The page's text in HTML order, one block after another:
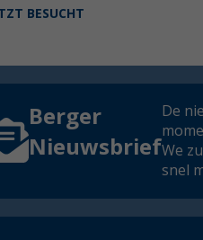
BESUCHT
Berger
Nieuwsbrief
De
We
snel